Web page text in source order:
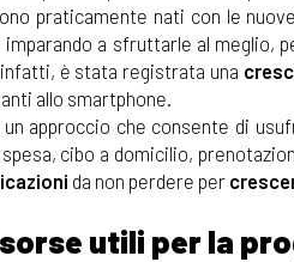
praticamente nati con le
imparando a sfruttarle al meglio,
è stata registrata una
allo smartphone.
approccio che consente di
cibo a domicilio,
da non perdere per
utili per la